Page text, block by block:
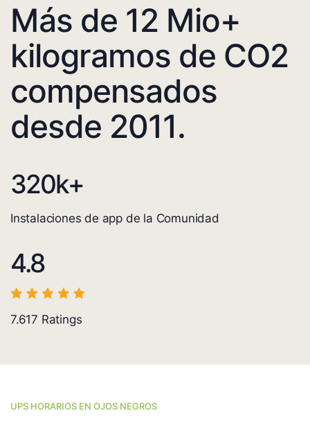
Más de 12 Mio+
kilogramos de CO2
compensados
desde 2011.
320k+
Instalaciones de app de la Comunidad
4.8
7.617 Ratings
UPS HORARIOS EN OJOS NEGROS